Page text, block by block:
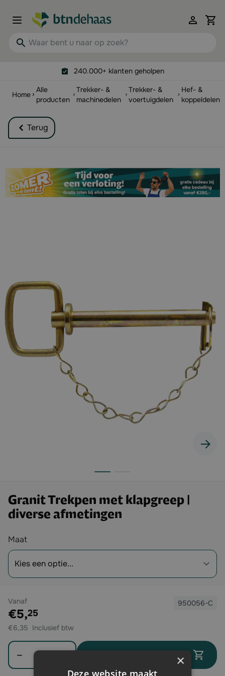
Waar bent u naar op zoek?
240.000+ klanten geholpen
Home
Alle
producten
Trekker- &
machinedelen
Trekker- &
voertuigdelen
Hef- &
koppeldelen
Terug
Granit Trekpen met klapgreep |
diverse afmetingen
Opties
Maat
Vanaf
Exclusief btw:
€5,25
€6,35
950056-C
Aantal
×
Deze website maakt